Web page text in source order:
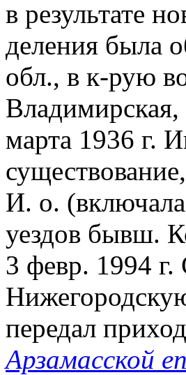
в результате
деления была
обл., в к-рую
Владимирская,
марта 1936 г.
И. о.
уездов бывш.
3 февр. 1994
передал
Арзамасской